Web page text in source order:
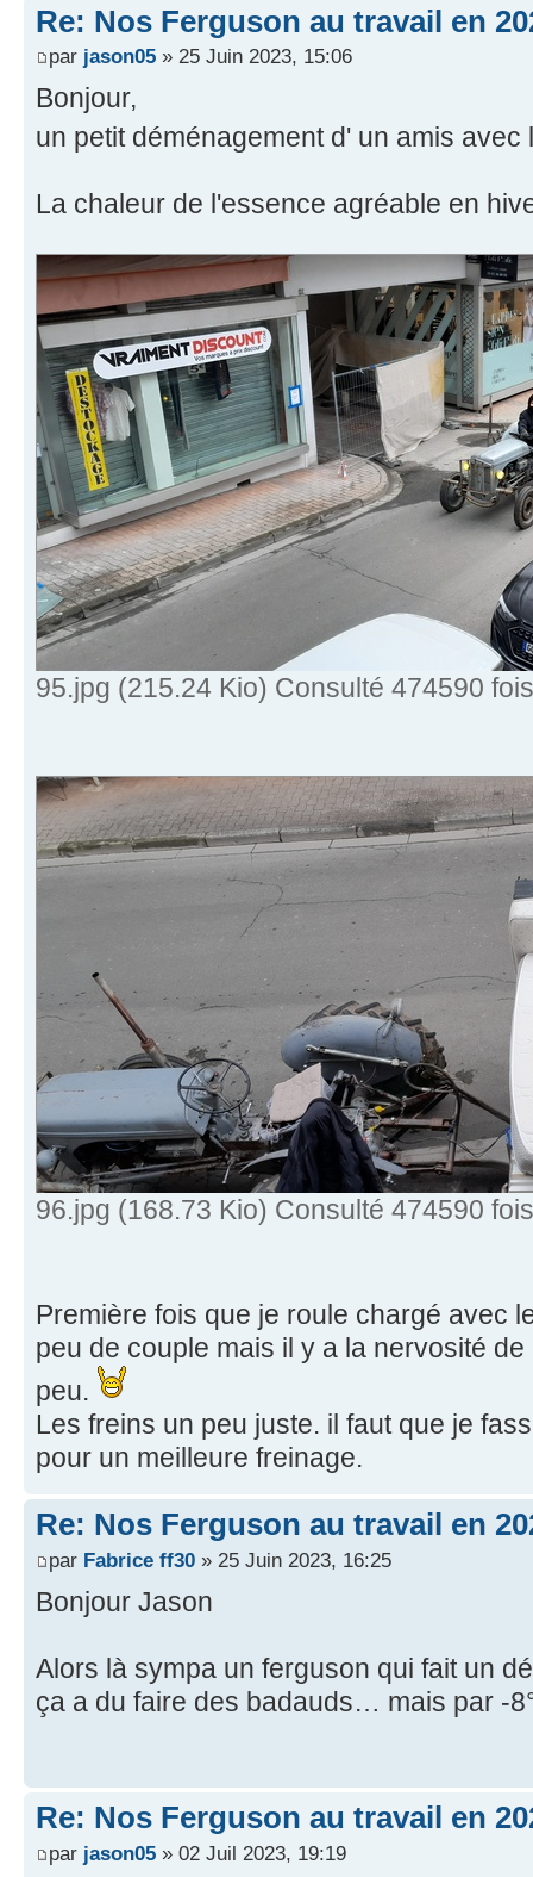
Re: Nos Ferguson au travail en
par jason05 » 25 Juin 2023, 15:06
Bonjour,
un petit déménagement d' un amis avec
La chaleur de l'essence agréable en
95.jpg (215.24 Kio) Consulté 474590 fois
96.jpg (168.73 Kio) Consulté 474590 fois
Première fois que je roule chargé avec
peu de couple mais il y a la nervosité
peu.
Les freins un peu juste. il faut que je
pour un meilleure freinage.
Re: Nos Ferguson au travail en
par Fabrice ff30 » 25 Juin 2023, 16:25
Bonjour Jason
Alors là sympa un ferguson qui fait un
ça a du faire des badauds… mais par -
Re: Nos Ferguson au travail en
par jason05 » 02 Juil 2023, 19:19